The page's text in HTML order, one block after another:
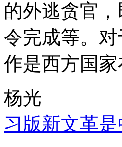
的外逃贪官
令完成等。
作是西方国
杨光
习版新文革